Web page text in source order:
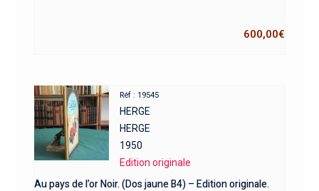
600,00€
Réf : 19545
HERGE
HERGE
1950
Edition originale
Au pays de l’or Noir. (Dos jaune B4) – Edition originale.